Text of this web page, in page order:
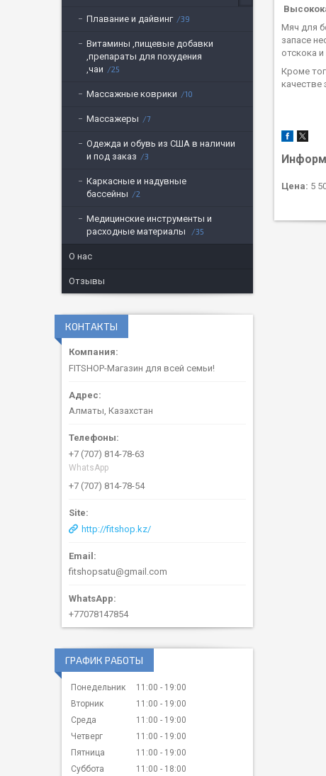
Мяч для
запасе
отскока и
Кроме
качестве
Цена: 5
Плавание и дайвинг 39
Витамины ,пищевые добавки
,препараты для похудения
,чаи
25
Массажные коврики 10
Массажеры 7
Одежда и обувь из США в наличии
и под заказ
3
Каркасные и надувные
бассейны
2
Медицинские инструменты и
расходные материалы
35
О нас
Отзывы
КОНТАКТЫ
FITSHOP-Магазин для всей семьи!
Алматы, Казахстан
+7 (707) 814-78-63
WhatsApp
+7 (707) 814-78-54
http://fitshop.kz/
fitshopsatu@gmail.com
+77078147854
ГРАФИК РАБОТЫ
Понедельник 11:00
19:00
Вторник
11:00
19:00
Среда
11:00
19:00
Четверг
11:00
19:00
Пятница
11:00
19:00
Суббота
11:00 18:00